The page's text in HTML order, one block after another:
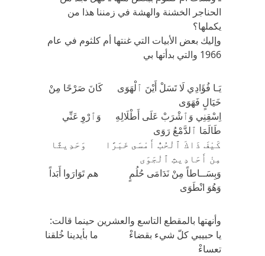
الحناجر الخشنة والهشة في زمننا هذا من
يكملها؟
وإليك بعض الأبيات التي غنتها أم كلثوم في عام
1966 والتي بدأتها بي
يَـا فُؤَادِي لَا تَسَلْ أَيْنَ ٱلْهَوَى كَانَ صَرْحًا مِنْ
خَيَالٍ فَهَوَى
اِسْقِنِي وَٱشْرَبْ عَلَى أَطْلَالِهِ وَٱرْوِ عَنِّي
طَالَمَا ٱلدَّمْعُ رَوَى
كَيْفَ ذَاكَ ٱلْحُبُّ أَمْسَى خَبَرًا وَحَدِيثًا
مِنْ أَحَادِيثِ ٱلْجَوَى
وَبِسَــاطاً مِنْ نَدَامَى حُلُمٍ هم تَوَارَوا أَبَداً
وَهُوَ انْطَوَى
وأنهتها بالمقطع التاسع والعشرين حينما قالت:
يا حبيبي كلّ شيء بقضاءْ ما بأيدينا خُلقنا
تعساءْ